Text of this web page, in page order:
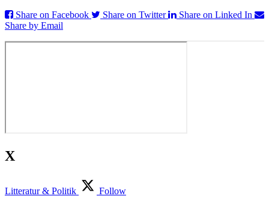
Share on Facebook
Share on Twitter
Share on Linked In
Share by Email
X
Litteratur & Politik
Follow